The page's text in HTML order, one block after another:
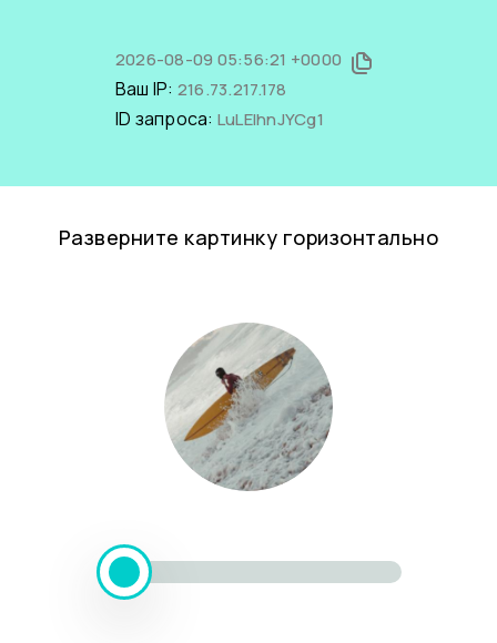
2026-08-09 05:56:21 +0000
Ваш IP: 216.73.217.178
ID запроса: LuLElhnJYCg1
Разверните картинку горизонтально